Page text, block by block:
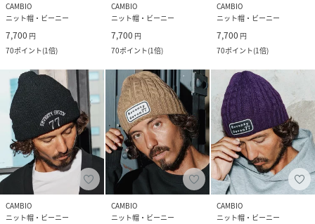
CAMBIO
ニット帽・ビーニー
7,700 円
70ポイント(1倍)
CAMBIO
ニット帽・ビーニー
7,700 円
70ポイント(1倍)
CAMBIO
ニット帽・ビーニー
7,700 円
70ポイント(1倍)
CAMBIO
ニット帽・ビーニー
CAMBIO
ニット帽・ビーニー
CAMBIO
ニット帽・ビーニー